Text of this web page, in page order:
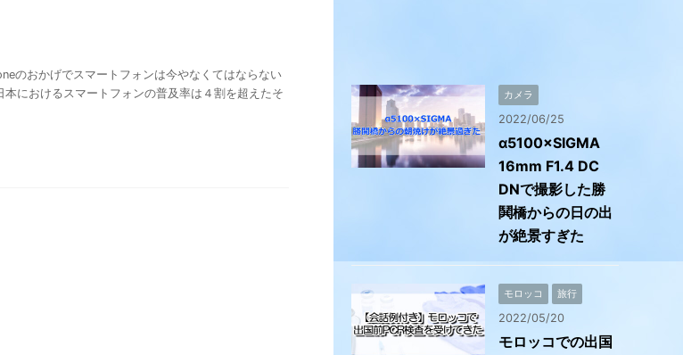
のおかげでスマートフォンは今やなくてはならない
におけるスマートフォンの普及率は４割を超えたそ
カメラ
2022/06/25
α5100×SIGMA
16mm F1.4 DC
DNで撮影した勝
鬨橋からの日の出
が絶景すぎた
モロッコ 旅行
2022/05/20
モロッコでの出国